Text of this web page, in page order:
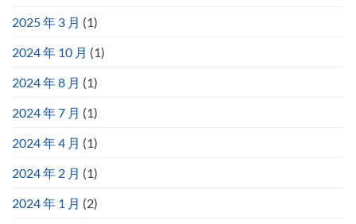
2025 年 3 月 (1)
2024 年 10 月 (1)
2024 年 8 月 (1)
2024 年 7 月 (1)
2024 年 4 月 (1)
2024 年 2 月 (1)
2024 年 1 月 (2)